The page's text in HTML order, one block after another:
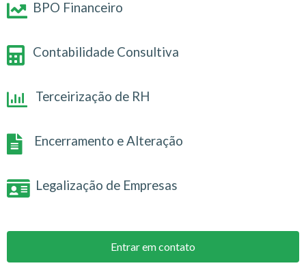
BPO Financeiro
Contabilidade Consultiva
Terceirização de RH
Encerramento e Alteração
Legalização de Empresas
Entrar em contato